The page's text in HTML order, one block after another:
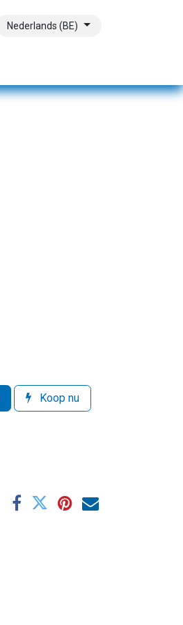
Nederlands (BE)
Koop nu